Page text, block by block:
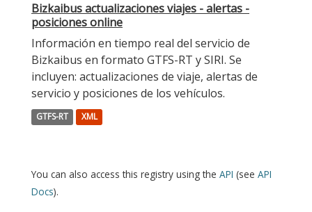
Bizkaibus actualizaciones viajes - alertas -
posiciones online
Información en tiempo real del servicio de
Bizkaibus en formato GTFS-RT y SIRI. Se
incluyen: actualizaciones de viaje, alertas de
servicio y posiciones de los vehículos.
GTFS-RT XML
You can also access this registry using the API (see API
Docs).